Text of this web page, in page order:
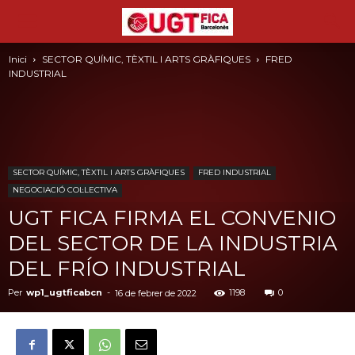
Inici SECTOR QUÍMIC, TÈXTIL I ARTS GRÀFIQUES
FRED
INDUSTRIAL
SECTOR QUÍMIC, TÈXTIL I ARTS GRÀFIQUES
FRED INDUSTRIAL
NEGOCIACIÓ COL·LECTIVA
UGT FICA FIRMA EL CONVENIO
DEL SECTOR DE LA INDUSTRIA
DEL FRÍO INDUSTRIAL
Per wp1_ugtficabcn - 16 de febrer de 2022 1198 0